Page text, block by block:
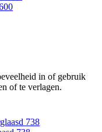
in of gebruik
of te verlagen.